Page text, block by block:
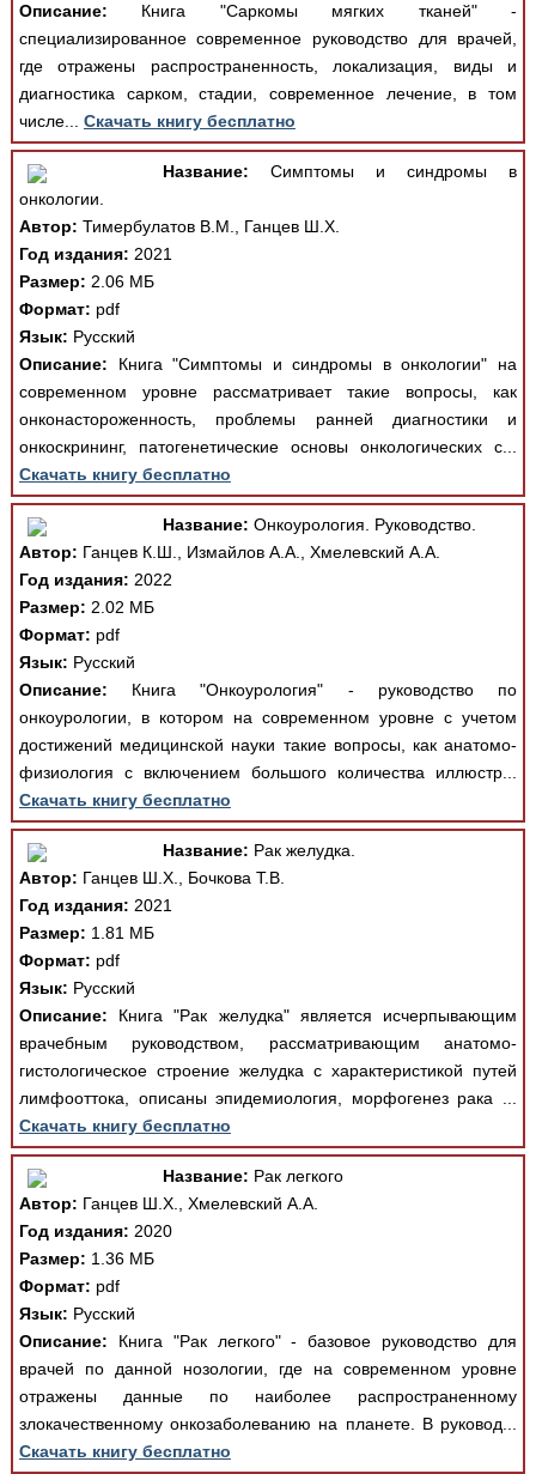
Описание: Книга "Саркомы мягких тканей" -
специализированное современное руководство для врачей,
где отражены распространенность, локализация, виды и
диагностика сарком, стадии, современное лечение, в том
числе... Скачать книгу бесплатно
Название: Симптомы и синдромы в
онкологии.
Автор: Тимербулатов В.М., Ганцев Ш.Х.
Год издания: 2021
Размер: 2.06 МБ
Формат: pdf
Язык: Русский
Описание: Книга "Симптомы и синдромы в онкологии" на
современном уровне рассматривает такие вопросы, как
онконастороженность, проблемы ранней диагностики и
онкоскрининг, патогенетические основы онкологических с...
Скачать книгу бесплатно
Название: Онкоурология. Руководство.
Автор: Ганцев К.Ш., Измайлов А.А., Хмелевский А.А.
Год издания: 2022
Размер: 2.02 МБ
Формат: pdf
Язык: Русский
Описание: Книга "Онкоурология" - руководство по
онкоурологии, в котором на современном уровне с учетом
достижений медицинской науки такие вопросы, как анатомо-
физиология с включением большого количества иллюстр...
Скачать книгу бесплатно
Название: Рак желудка.
Автор: Ганцев Ш.Х., Бочкова Т.В.
Год издания: 2021
Размер: 1.81 МБ
Формат: pdf
Язык: Русский
Описание: Книга "Рак желудка" является исчерпывающим
врачебным руководством, рассматривающим анатомо-
гистологическое строение желудка с характеристикой путей
лимфооттока, описаны эпидемиология, морфогенез рака ...
Скачать книгу бесплатно
Название: Рак легкого
Автор: Ганцев Ш.Х., Хмелевский А.А.
Год издания: 2020
Размер: 1.36 МБ
Формат: pdf
Язык: Русский
Описание: Книга "Рак легкого" - базовое руководство для
врачей по данной нозологии, где на современном уровне
отражены данные по наиболее распространенному
злокачественному онкозаболеванию на планете. В руковод...
Скачать книгу бесплатно